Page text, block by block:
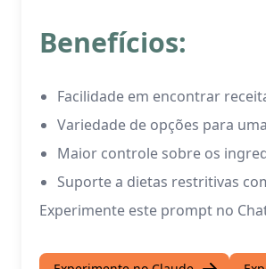
Benefícios:
Facilidade em encontrar
Variedade de opções para
Maior controle sobre os
Suporte a dietas restritivas
Experimente este prompt no